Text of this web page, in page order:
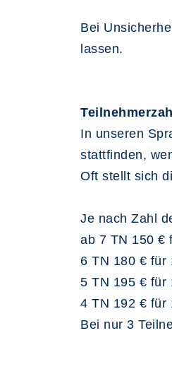
Bei
lassen.
In unseren
stattfinden,
Oft stellt sich
Je nach Zahl
ab 7 TN 150 €
6 TN 180 € für
5 TN 195 € für
4 TN 192 € für
Bei nur 3